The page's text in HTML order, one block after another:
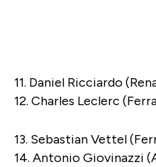
11. Daniel Ricciardo
12. Charles Leclerc
13. Sebastian Vettel
14. Antonio Giovinazzi